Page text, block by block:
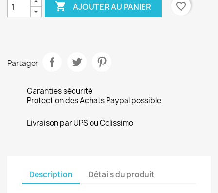
 AJOUTER AU PANIER favorite_border
Partager
Garanties sécurité
Protection des Achats Paypal possible
Livraison par UPS ou Colissimo
Description Détails du produit